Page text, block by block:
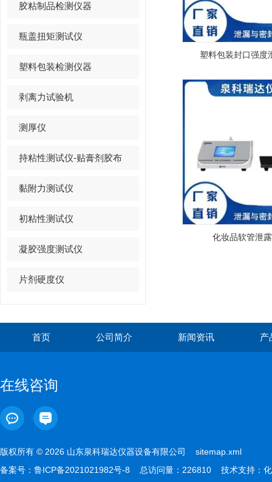
胶粘制品检测仪器
瓶盖扭矩测试仪
塑料包装检测仪器
剥离力试验机
测厚仪
持粘性测试仪-贴膏剂胶布
黏附力测试仪
初粘性测试仪
凝胶强度测试仪
片剂硬度仪
塑料包装封口强度
化妆品软管泄
首页 公司简介 新闻资讯 产
在线咨询
版权所有 © 2026 山东泉科瑞达仪器设备有限公司 sitemap.xml
备案号： 鲁ICP备2021021982号-8 总访问量：226810 技术支持： 化